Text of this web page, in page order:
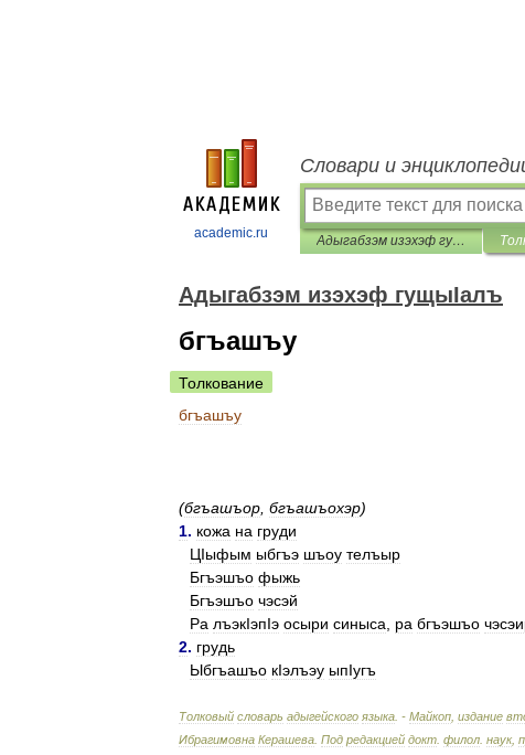
academic.ru
Словари и
Адыгабзэм изэхэф гущыIалъ
Адыгабзэм изэхэф гущыIалъ
бгъашъу
Толкование
бгъашъу
(бгъашъор бгъашъохэр)
1. кожа на груди
ЦIыфым ыбгъэ шъоу телъыр
Бгъэшъо фыжь
Бгъэшъо чэсэй
Ра лъэкIэпIэ осыри синыса ра бгъэшъо
2. грудь
Ыбгъашъо кIэлъэу ыпIугъ
Толковый словарь адыгейского языка . - Майкоп издание
Ибрагимовна Керашева Под редакцией докт филол наук,